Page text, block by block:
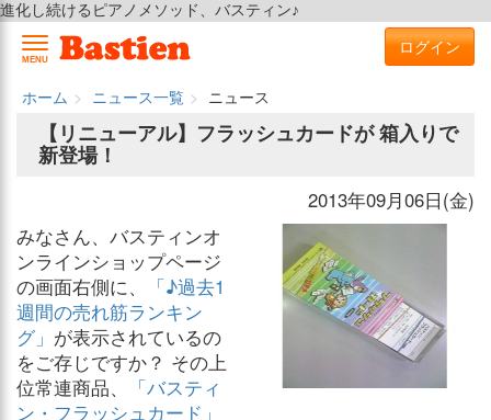
進化し続けるピアノメソッド、バスティン♪
MENU
ログイン
ホーム ニュース一覧
ニュース
【リニューアル】フラッシュカードが 箱入りで
新登場！
2013年09月06日(金)
みなさん、バスティンオ
ンラインショップページ
の画面右側に、
「♪過去1
週間の売れ筋ランキン
グ」 が表示されているの
をご存じですか？ その上
位常連商品、
「バスティ
ン・フラッシュカード」